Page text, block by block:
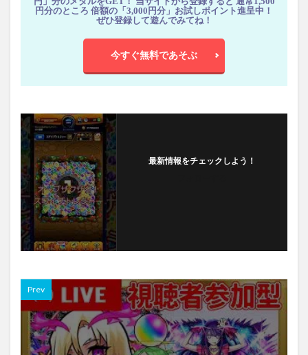
円分のところ 倍額の「3,000円分」お試しポイント進呈中！
ぜひ登録して遊んでみてね！
今すぐ無料であそぶ
最新情報をチェックしよう！
Prev